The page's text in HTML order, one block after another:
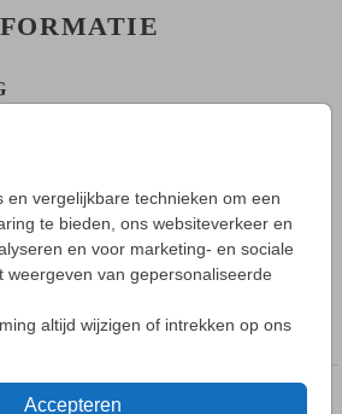
en vergelijkbare technieken om een
te bieden, ons websiteverkeer en
en voor marketing- en sociale
weergeven van gepersonaliseerde
altijd wijzigen of intrekken op ons
Accepteren
ontwerp van dit kaartje.
en bestel daarna een proefdruk.
kiezen uit verschillende formaten,
je een proefsetje met samples
kleuren enveloppen.
vooraf bestellen.